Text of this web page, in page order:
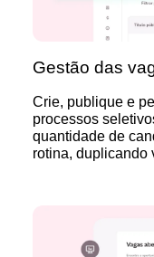
Gestão das
Crie, publique e
processos
quantidade de
rotina, duplicando